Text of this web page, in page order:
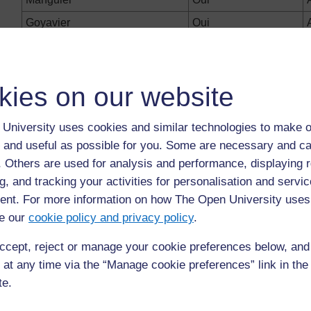
on our website
University uses cookies and similar technologies to make
useful as possible for you. Some are necessary and
Others are used for analysis and performance, displaying
and tracking your activities for personalisation and
For more information on how The Open University
our cookie policy and privacy policy.
reject or manage your cookie preferences below,
any time via the “Manage cookie preferences” link in
Goyavier
Oui
Iroko
Oui
Précédent
Utiliser des articles de journaux pour stimuler la
discussion